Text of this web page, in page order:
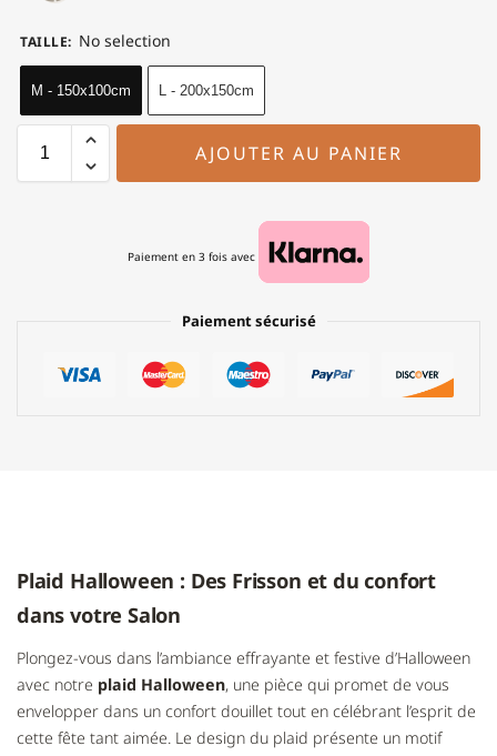
TAILLE: No selection
M - 150x100cm L - 200x150cm
AJOUTER AU PANIER
Paiement en 3 fois avec
Paiement sécurisé
Plaid Halloween : Des Frisson et du confort
dans votre Salon
Plongez-vous dans l’ambiance effrayante et festive d’Halloween
avec notre plaid Halloween, une pièce qui promet de vous
envelopper dans un confort douillet tout en célébrant l’esprit de
cette fête tant aimée. Le design du plaid présente un motif